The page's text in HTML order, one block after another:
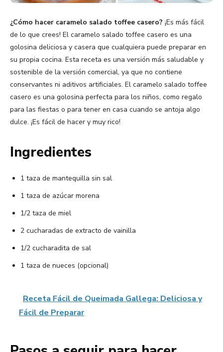
¿Cómo hacer caramelo salado toffee casero? ¡Es más fácil
de lo que crees! El caramelo salado toffee casero es una
golosina deliciosa y casera que cualquiera puede preparar en
su propia cocina. Esta receta es una versión más saludable y
sostenible de la versión comercial, ya que no contiene
conservantes ni aditivos artificiales. El caramelo salado toffee
casero es una golosina perfecta para los niños, como regalo
para las fiestas o para tener en casa cuando se antoja algo
dulce. ¡Es fácil de hacer y muy rico!
Ingredientes
1 taza de mantequilla sin sal
1 taza de azúcar morena
1/2 taza de miel
2 cucharadas de extracto de vainilla
1/2 cucharadita de sal
1 taza de nueces (opcional)
Receta Fácil de Queimada Gallega: Deliciosa y
Fácil de Preparar